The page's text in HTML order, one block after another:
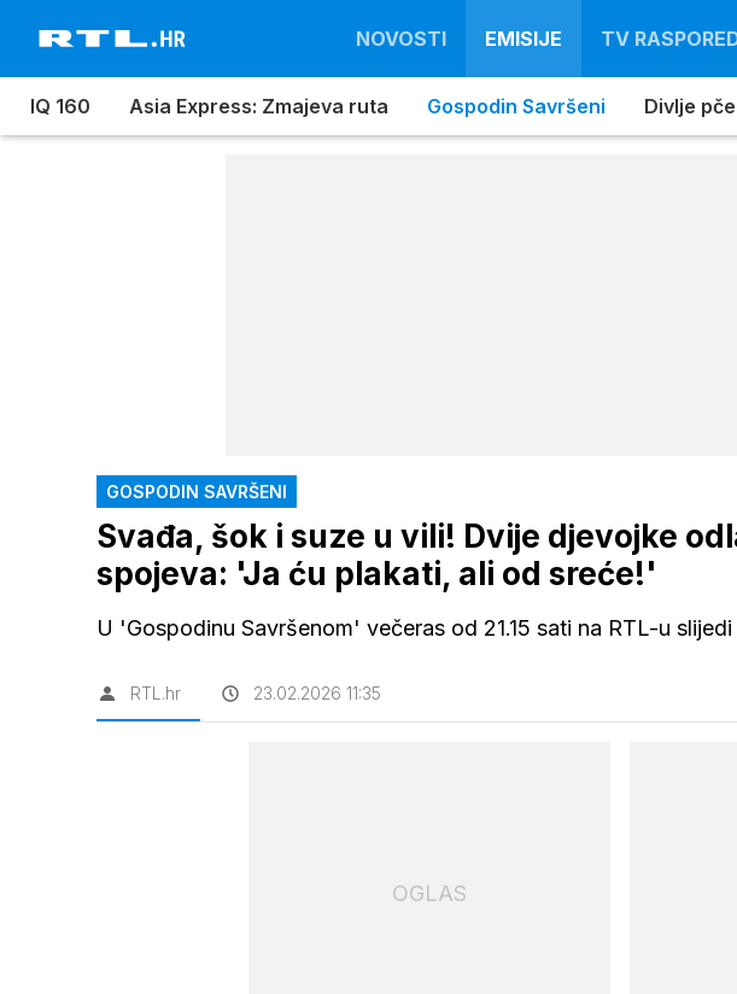
NOVOSTI EMISIJE TV
IQ 160 Asia Express: Zmajeva ruta Gospodin Savršeni Divlje
GOSPODIN SAVRŠENI
Svađa, šok i suze u vili! Dvije djevojke
spojeva: 'Ja ću plakati, ali od sreće!'
U 'Gospodinu Savršenom' večeras od 21.15 sati na RTL-u
RTL.hr 23.02.2026 11:35
OGLAS